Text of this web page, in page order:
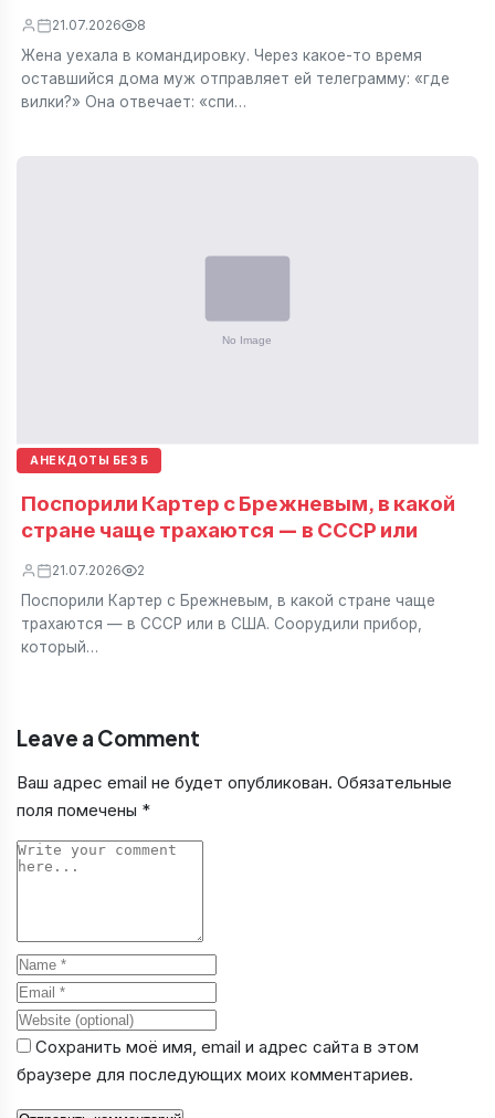
21.07.2026 8
Жена уехала в командировку. Через какое-то время
оставшийся дома муж отправляет ей телеграмму: «где
вилки?» Она отвечает: «спи…
АНЕКДОТЫ БЕЗ Б
Поспорили Картер с Брежневым, в какой
стране чаще трахаются — в СССР или
21.07.2026 2
Поспорили Картер с Брежневым, в какой стране чаще
трахаются — в СССР или в США. Соорудили прибор,
который…
Leave a Comment
Ваш адрес email не будет опубликован. Обязательные
поля помечены *
Comment
Name
Email
Website
Сохранить моё имя, email и адрес сайта в этом
браузере для последующих моих комментариев.